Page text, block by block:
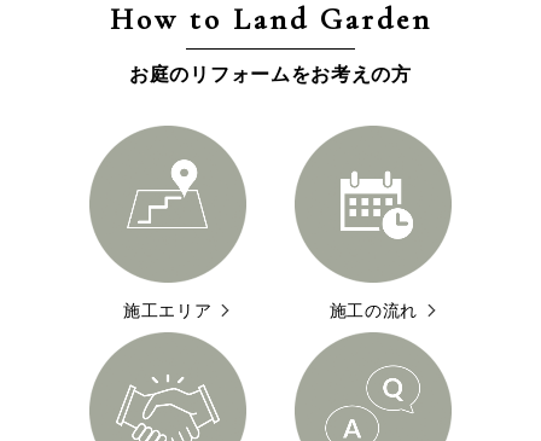
How to Land Garden
お庭のリフォームをお考えの方
施工エリア 施工の流れ